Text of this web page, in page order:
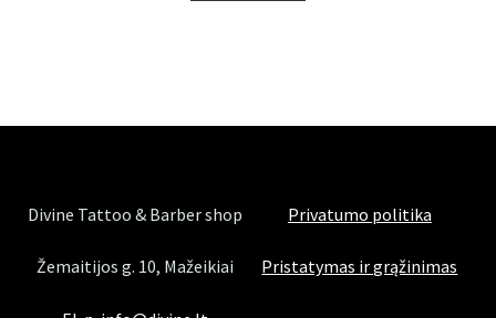
Divine Tattoo & Barber shop
Žemaitijos g. 10, Mažeikiai
Privatumo politika
Pristatymas ir grąžinimas